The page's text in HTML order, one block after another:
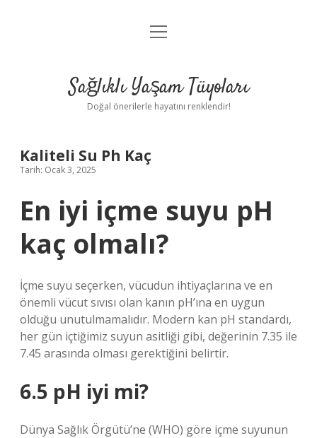
Anasayfa
Yasal Uyarı
menüyü
Sağlıklı Yaşam Tüyoları
Doğal önerilerle hayatını renklendir!
Kaliteli Su Ph Kaç
Tarih: Ocak 3, 2025
En iyi içme suyu pH
kaç olmalı?
İçme suyu seçerken, vücudun ihtiyaçlarına ve en
önemli vücut sıvısı olan kanın pH’ına en uygun
olduğu unutulmamalıdır. Modern kan pH standardı,
her gün içtiğimiz suyun asitliği gibi, değerinin 7.35 ile
7.45 arasında olması gerektiğini belirtir.
6.5 pH iyi mi?
Dünya Sağlık Örgütü’ne (WHO) göre içme suyunun